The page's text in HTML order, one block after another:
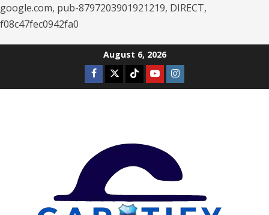
google.com, pub-8797203901921219, DIRECT,
f08c47fec0942fa0
August 6, 2026
Facebook
TwitterTiktokYoutubeInstagram